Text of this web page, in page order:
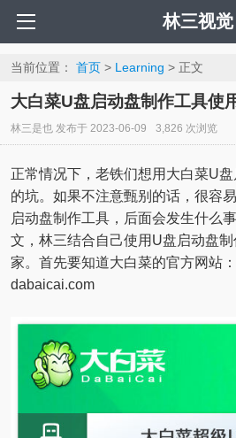
林三视觉
当前位置： 首页> Learning > 正文
大白菜U盘启动盘制作工具使
林三是也发布于 2023-06-09 3,826 次浏览
正常情况下，老铁们想用大白菜U
的坑。如果不注意甄别的话，很容
启动盘制作工具，后面会发生什么
文，林三结合自己使用U盘启动盘
家。首先要知道大白菜的官方网站
dabaicai.com